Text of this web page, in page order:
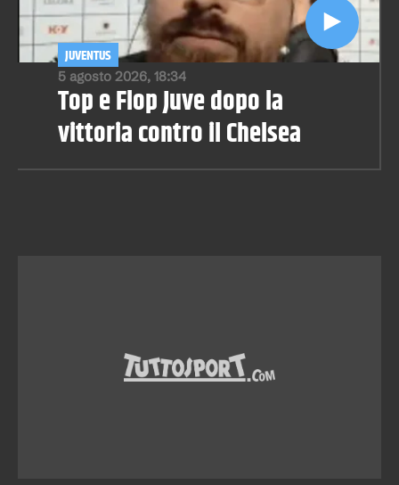
5 agosto 2026, 18:34
JUVENTUS
Top e Flop Juve dopo la
vittoria contro il Chelsea